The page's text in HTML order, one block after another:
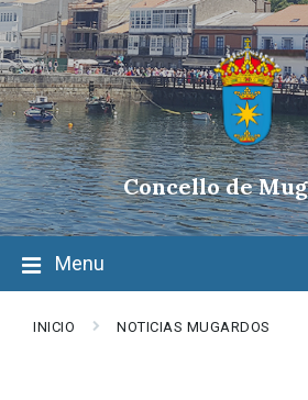
Skip
to
content
Skip
to
main
navigation
Skip
to
footer
Concello de
Menu
INICIO NOTICIAS MUGARDOS